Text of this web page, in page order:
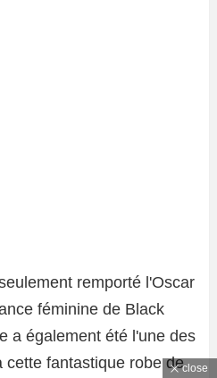
remporté l'Oscar
féminine de Black
a également été l'une des
cette fantastique robe declose